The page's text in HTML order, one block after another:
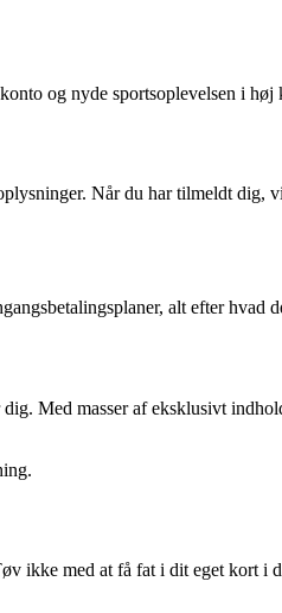
og nyde sportsoplevelsen i høj
Når du har tilmeldt dig,
alt efter hvad
Med masser af eksklusivt
ikke med at få fat i dit eget kort i